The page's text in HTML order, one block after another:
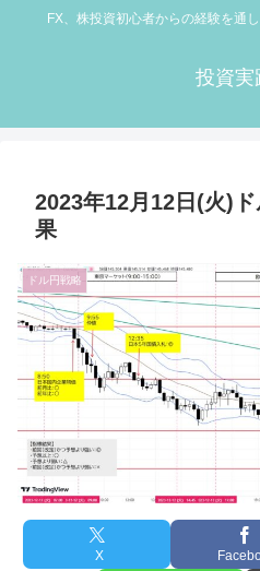
FX、株投資初心者からの経験を通
投資実
2023年12月12日(火)
果
ドル円戦略
X